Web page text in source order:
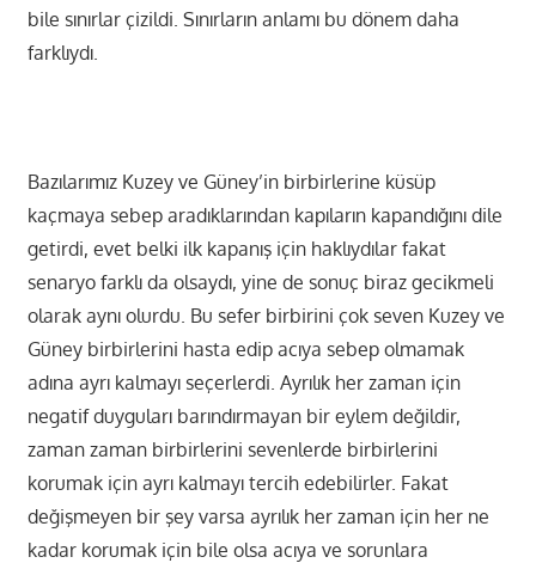
bile sınırlar çizildi. Sınırların anlamı bu dönem daha
farklıydı.
Bazılarımız Kuzey ve Güney’in birbirlerine küsüp
kaçmaya sebep aradıklarından kapıların kapandığını dile
getirdi, evet belki ilk kapanış için haklıydılar fakat
senaryo farklı da olsaydı, yine de sonuç biraz gecikmeli
olarak aynı olurdu. Bu sefer birbirini çok seven Kuzey ve
Güney birbirlerini hasta edip acıya sebep olmamak
adına ayrı kalmayı seçerlerdi. Ayrılık her zaman için
negatif duyguları barındırmayan bir eylem değildir,
zaman zaman birbirlerini sevenlerde birbirlerini
korumak için ayrı kalmayı tercih edebilirler. Fakat
değişmeyen bir şey varsa ayrılık her zaman için her ne
kadar korumak için bile olsa acıya ve sorunlara